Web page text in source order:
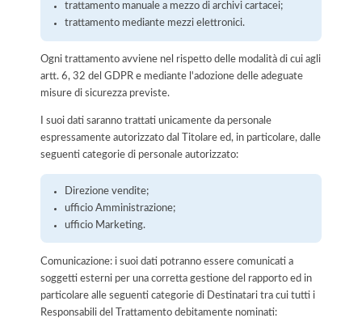
trattamento manuale a mezzo di archivi cartacei;
trattamento mediante mezzi elettronici.
Ogni trattamento avviene nel rispetto delle modalità di cui agli
artt. 6, 32 del GDPR e mediante l'adozione delle adeguate
misure di sicurezza previste.
I suoi dati saranno trattati unicamente da personale
espressamente autorizzato dal Titolare ed, in particolare, dalle
seguenti categorie di personale autorizzato:
Direzione vendite;
ufficio Amministrazione;
ufficio Marketing.
Comunicazione: i suoi dati potranno essere comunicati a
soggetti esterni per una corretta gestione del rapporto ed in
particolare alle seguenti categorie di Destinatari tra cui tutti i
Responsabili del Trattamento debitamente nominati: